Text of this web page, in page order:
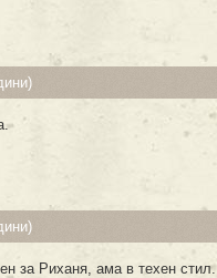
за Риханя, ама в техен стил.